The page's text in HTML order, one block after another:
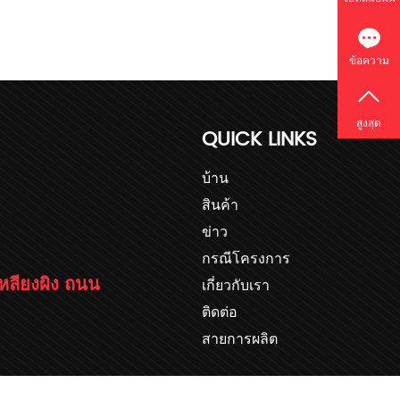
ลียงผิง ถนน
QUICK LINKS
บ้าน
สินค้า
ข่าว
กรณีโครงการ
เกี่ยวกับเรา
ติดต่อ
สายการผลิต
ข้อความ
สูงสุด